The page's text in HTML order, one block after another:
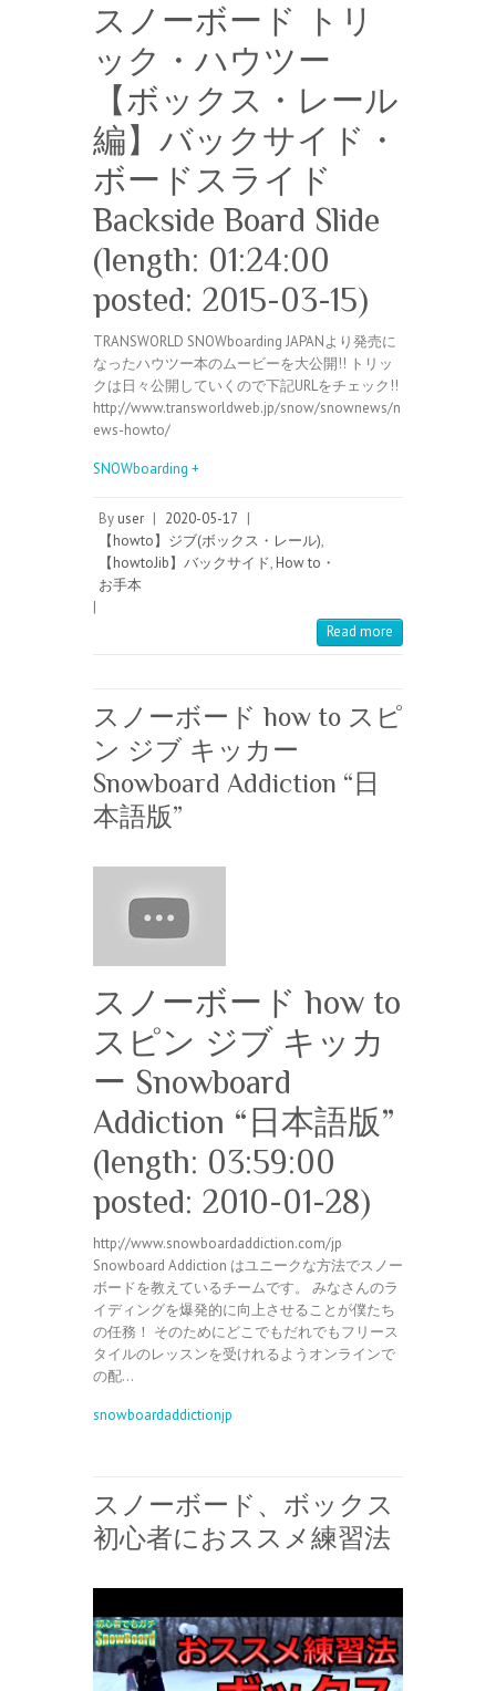
スノーボード トリ
ック・ハウツー
【ボックス・レール
編】バックサイド・
ボードスライド
Backside Board Slide
(length: 01:24:00
posted: 2015-03-15)
TRANSWORLD SNOWboarding JAPANより発売に
なったハウツー本のムービーを大公開!! トリッ
クは日々公開していくので下記URLをチェック!!
http://www.transworldweb.jp/snow/snownews/n
ews-howto/
SNOWboarding +
By user | 2020-05-17 |
【howto】ジブ(ボックス・レール),
【howtoJib】バックサイド, How to・
お手本
|
Read more
スノーボード how to スピ
ン ジブ キッカー
Snowboard Addiction “日
本語版”
スノーボード how to
スピン ジブ キッカ
ー Snowboard
Addiction “日本語版”
(length: 03:59:00
posted: 2010-01-28)
http://www.snowboardaddiction.com/jp
Snowboard Addiction はユニークな方法でスノー
ボードを教えているチームです。 みなさんのラ
イディングを爆発的に向上させることが僕たち
の任務！ そのためにどこでもだれでもフリース
タイルのレッスンを受けれるようオンラインで
の配…
snowboardaddictionjp
スノーボード、ボックス
初心者におススメ練習法